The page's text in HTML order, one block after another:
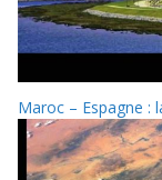
Maroc – Espagne :